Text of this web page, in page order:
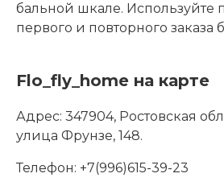
бальной шкале. Используйте
первого и повторного заказа
Flo_fly_home на карте
Адрес: 347904, Ростовская
улица Фрунзе, 148.
Телефон: +7(996)615-39-23